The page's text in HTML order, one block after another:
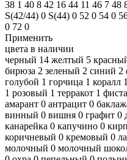
38 1 40 8 42 16 44 11 46 7 48
S(42/44) 0 S(44) 0 52 0 54 0
0 72 0
Применить
цвета в наличии
черный 14 желтый 5
бирюза 2 зеленый 2 синий 2
голубой 1 горчица 1 коралл 1
1 розовый 1 терракот 1
амарант 0 антрацит 0
винный 0 вишня 0 графит 0
канарейка 0 капучино 0
коричневый 0 кремовый 0
молочный 0 молочный